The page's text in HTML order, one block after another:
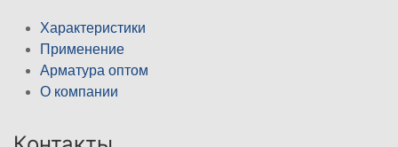
Характеристики
Применение
Арматура оптом
О компании